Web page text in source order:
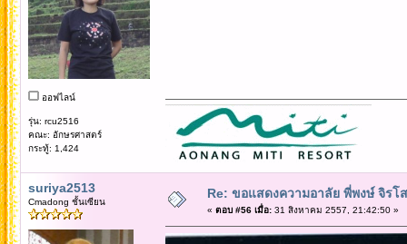
ออฟไลน์
รุ่น: rcu2516
คณะ: อักษรศาสตร์
กระทู้: 1,424
suriya2513
Cmadong ชั้นเซียน
Re: ขอแสดงความอาลัย พี่พงษ์ จิร
« ตอบ #56 เมื่อ:31 สิงหาคม 2557, 21:42:50 »